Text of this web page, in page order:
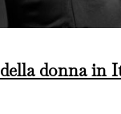
donna in